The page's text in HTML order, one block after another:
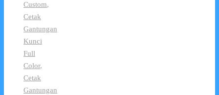
Custom,
Cetak
Gantungan
Kunci
Full
Color,
Cetak
Gantungan